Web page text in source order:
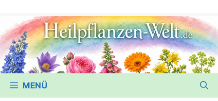
MENÜ